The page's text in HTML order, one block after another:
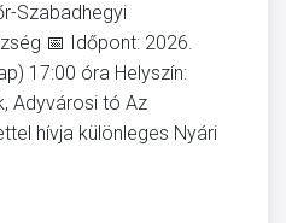
Szabadhegyi
📅 Időpont: 2026.
17:00 óra Helyszín:
Adyvárosi tó Az
hívja különleges Nyári